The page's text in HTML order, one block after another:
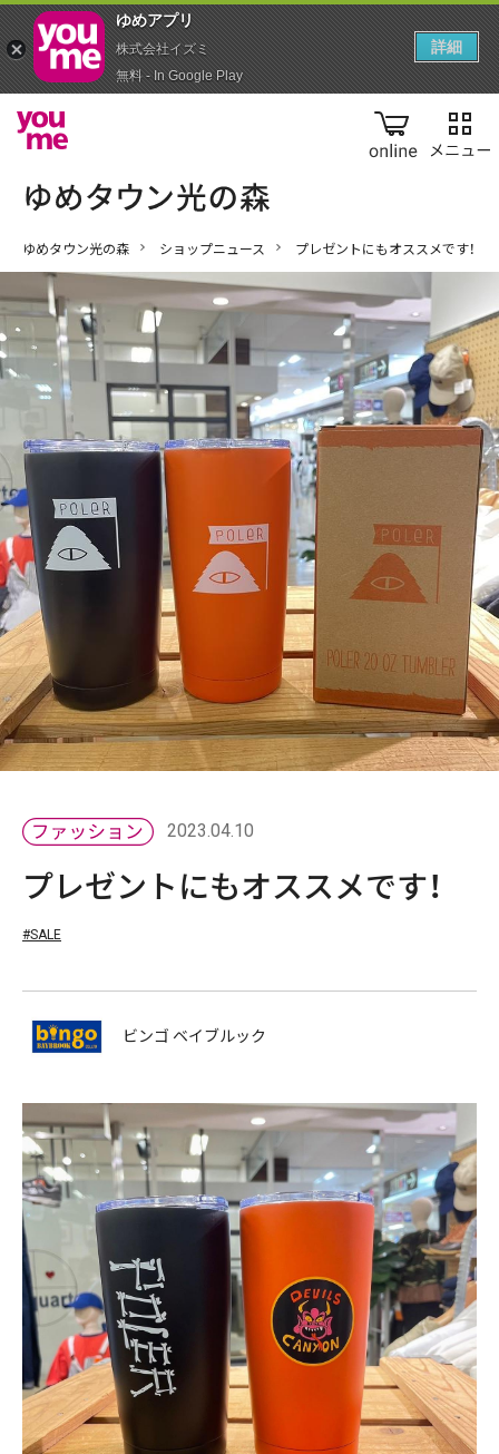
online
ゆめタウン光の森 ショップニュース プレゼントにもオススメです！
2023.04.10
プレゼントにもオススメです！
#SALE
ビンゴ ベイブルック
ゆめアプ‪リ‬
株式会社イズミ
無料 - In Google Play
詳細